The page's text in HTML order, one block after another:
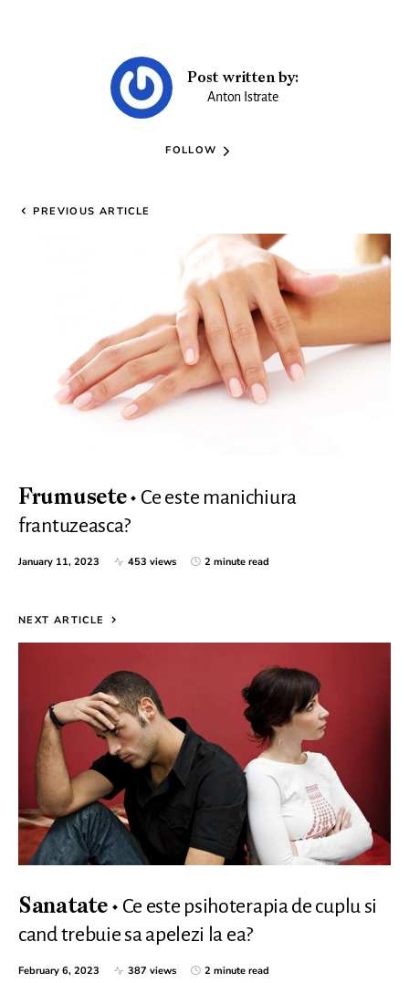
Post written by:
Anton Istrate
FOLLOW
PREVIOUS ARTICLE
Frumusete
Ce este manichiura
frantuzeasca?
January 11, 2023 453 views 2 minute read
NEXT ARTICLE
Sanatate
Ce este psihoterapia de cuplu si
cand trebuie sa apelezi la ea?
February 6, 2023 387 views 2 minute read